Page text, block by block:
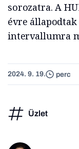
sorozatra. A
évre állapodtak
intervallumra
2024. 9. 19. perc
Üzlet